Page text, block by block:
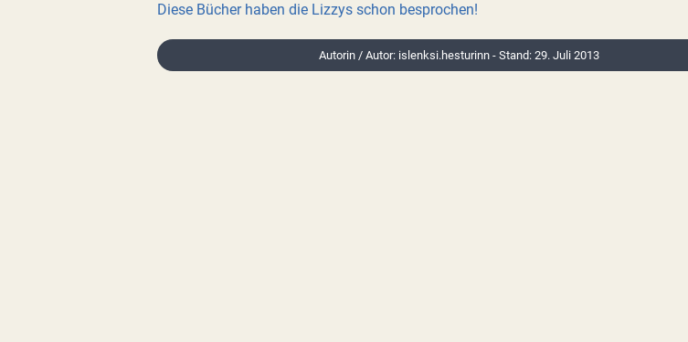
Diese Bücher haben die Lizzys schon besprochen!
Autorin / Autor: islenksi.hesturinn - Stand: 29. Juli 2013